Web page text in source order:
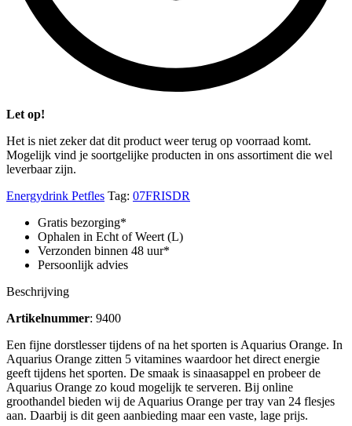
Let op!
Het is niet zeker dat dit product weer terug op voorraad komt.
Mogelijk vind je soortgelijke producten in ons assortiment die wel
leverbaar zijn.
Energydrink Petfles Tag: 07FRISDR
Gratis bezorging*
Ophalen in Echt of Weert (L)
Verzonden binnen 48 uur*
Persoonlijk advies
Beschrijving
Artikelnummer: 9400
Een fijne dorstlesser tijdens of na het sporten is Aquarius Orange. In
Aquarius Orange zitten 5 vitamines waardoor het direct energie
geeft tijdens het sporten. De smaak is sinaasappel en probeer de
Aquarius Orange zo koud mogelijk te serveren. Bij online
groothandel bieden wij de Aquarius Orange per tray van 24 flesjes
aan. Daarbij is dit geen aanbieding maar een vaste, lage prijs.